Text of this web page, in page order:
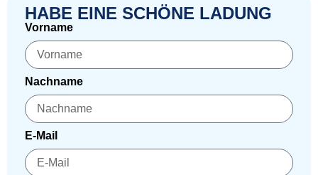
HABE EINE SCHÖNE LADUNG
Vorname
Nachname
E-Mail